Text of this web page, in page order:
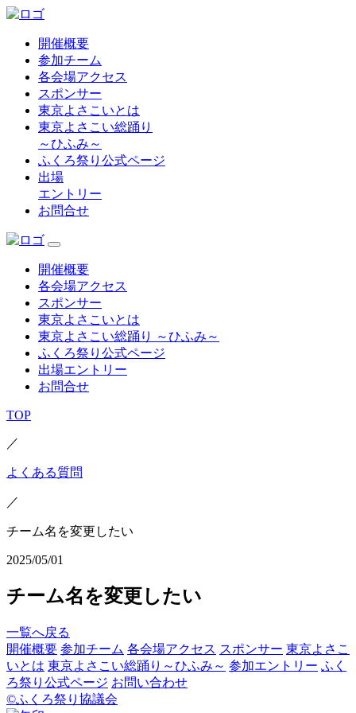
開催概要
参加チーム
各会場アクセス
スポンサー
東京よさこいとは
東京よさこい総踊り
～ひふみ～
ふくろ祭り公式ページ
出場
エントリー
お問合せ
開催概要
各会場アクセス
スポンサー
東京よさこいとは
東京よさこい総踊り ～ひふみ～
ふくろ祭り公式ページ
出場エントリー
お問合せ
TOP
／
よくある質問
／
チーム名を変更したい
2025/05/01
チーム名を変更したい
一覧へ戻る
開催概要 参加チーム 各会場アクセス スポンサー 東京よさこ
いとは 東京よさこい総踊り～ひふみ～ 参加エントリー ふく
ろ祭り公式ページ お問い合わせ
©ふくろ祭り協議会